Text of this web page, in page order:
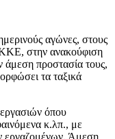
αγώνες, στους
ΚΚΕ, στην ανακούφιση
άμεση προστασία τους,
τα ταξικά
όπου
κ.λπ., με